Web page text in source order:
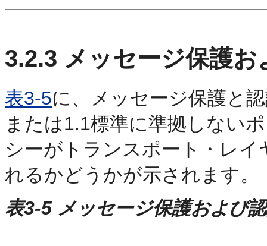
3.2.3 メッセージ保護
表3-5に、メッセージ保護と
または1.1標準に準拠しない
シーがトランスポート・レ
れるかどうかが示されます。
表3-5 メッセージ保護および